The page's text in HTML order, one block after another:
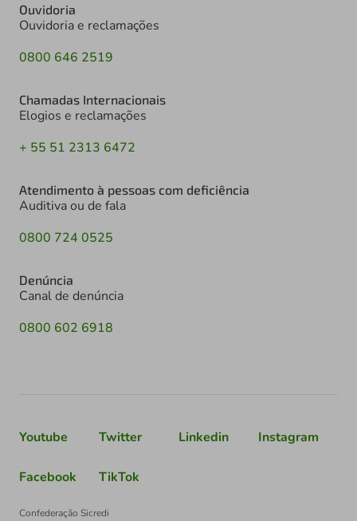
Ouvidoria
Ouvidoria e reclamações
0800 646 2519
Chamadas Internacionais
Elogios e reclamações
+ 55 51 2313 6472
Atendimento à pessoas com deficiência
Auditiva ou de fala
0800 724 0525
Denúncia
Canal de denúncia
0800 602 6918
Youtube Twitter Linkedin Instagram
Facebook TikTok
Confederação Sicredi